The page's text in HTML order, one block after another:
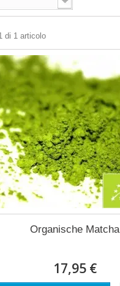
di 1 articolo
Organische Matcha
17,95 €